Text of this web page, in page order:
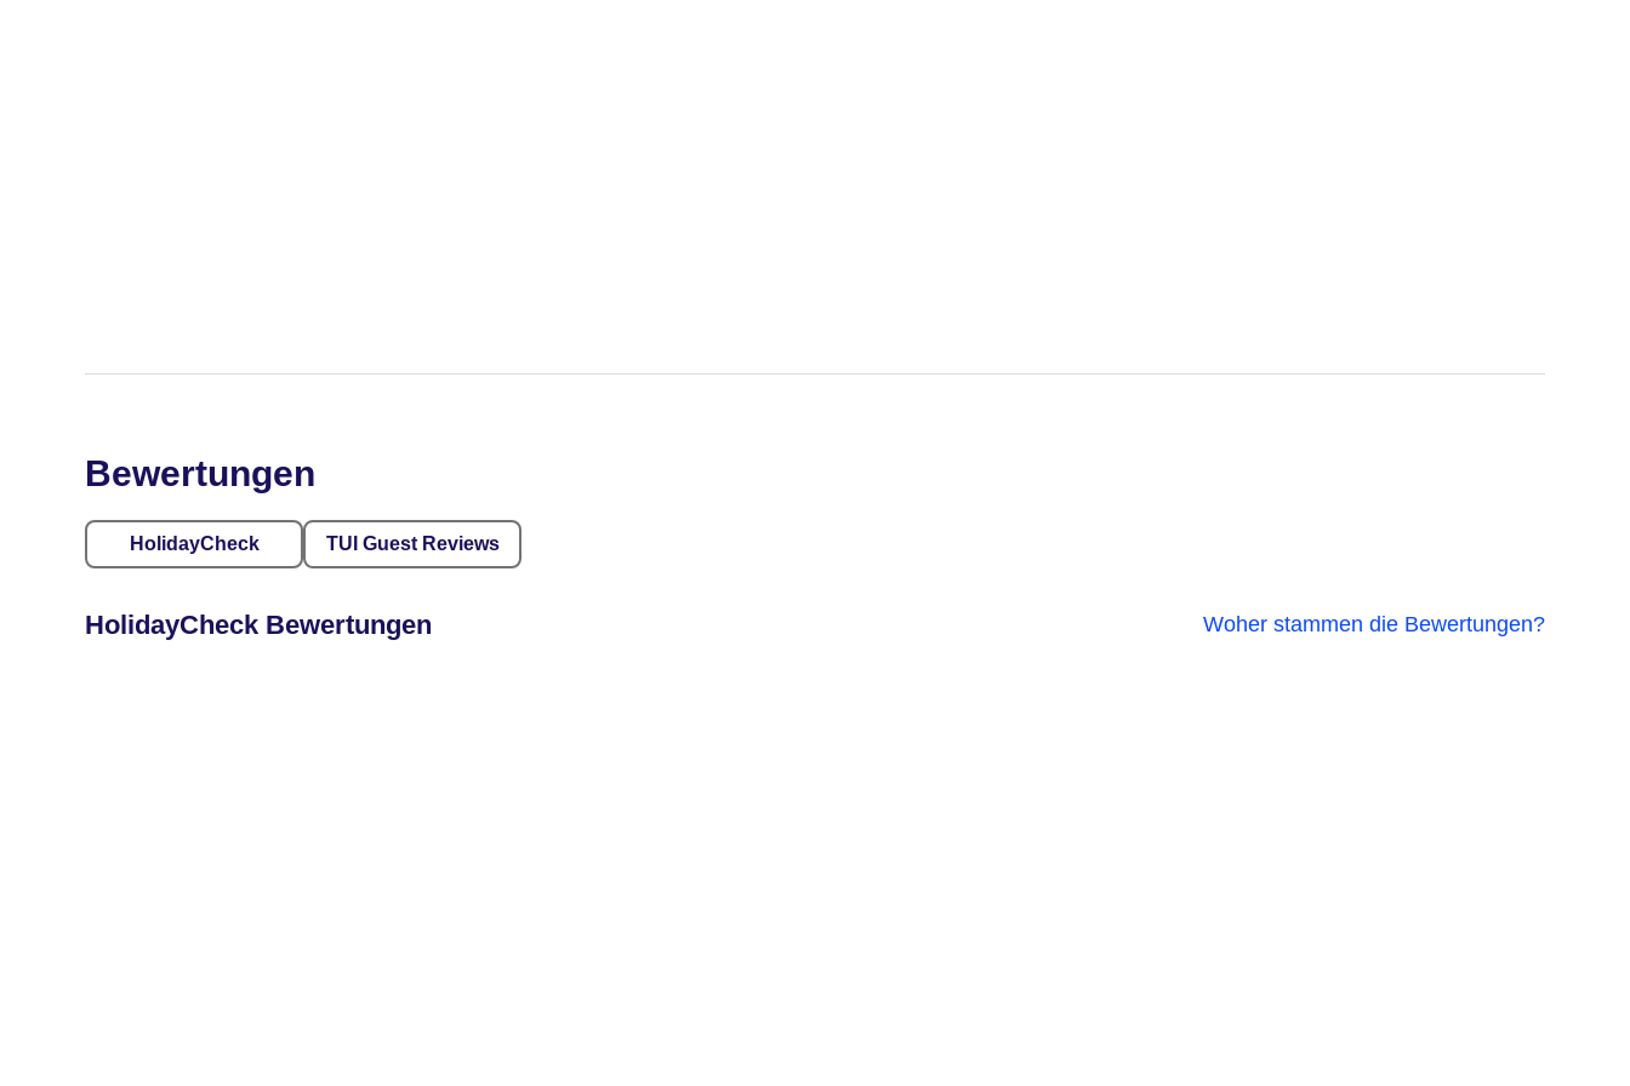
Bewertungen
HolidayCheck TUI Guest Reviews
HolidayCheck Bewertungen Woher stammen die Bewertungen?